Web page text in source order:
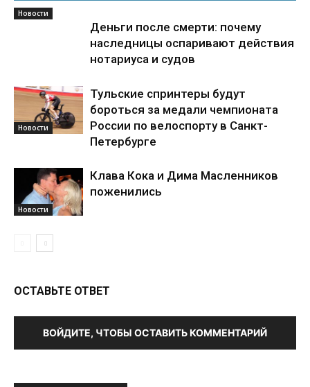
Новости
Деньги после смерти: почему
наследницы оспаривают действия
нотариуса и судов
Новости
Тульские спринтеры будут
бороться за медали чемпионата
России по велоспорту в Санкт-
Петербурге
Новости
Клава Кока и Дима Масленников
поженились
ОСТАВЬТЕ ОТВЕТ
ВОЙДИТЕ, ЧТОБЫ ОСТАВИТЬ КОММЕНТАРИЙ